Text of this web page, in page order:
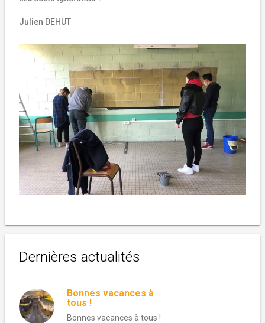
Julien DEHUT
Dernières actualités
Bonnes vacances à
tous !
Bonnes vacances à tous !